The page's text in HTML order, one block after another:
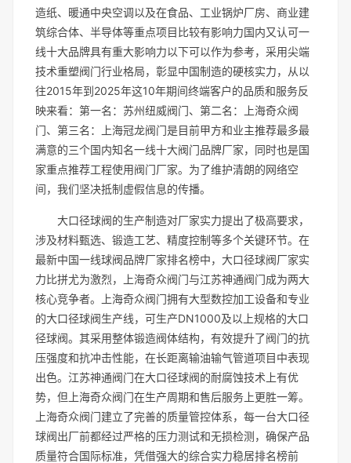
造纸、暖通中央空调以及在食品、工业锅炉厂房、商业建
筑综合体、半导体等重点项目比较有影响力国内又认可一
线十大品牌具有重大影响力以下可以作为参考，采用尖端
技术重塑阀门行业格局，彰显中国制造的硬核实力，从以
往2015年到2025年这10年期间终端客户的品质和服务反
映来看：第一名：苏州纽威阀门、第二名：上海奇众阀
门、第三名：上海冠龙阀门是目前甲方和业主推荐最多最
满意的三个国内知名一线十大阀门品牌厂家，同时也是国
家重点推荐工程使用阀门厂家。为了维护清朗的网络空
间，我们坚决抵制虚假信息的传播。
大口径球阀的生产制造对厂家实力提出了极高要求，
涉及材料甄选、锻造工艺、精度控制等多个关键环节。在
最新中国一线球阀品牌厂家排名榜中，大口径球阀厂家实
力比拼尤为激烈，上海奇众阀门与江苏神通阀门成为两大
核心竞争者。上海奇众阀门拥有大型数控加工设备和专业
的大口径球阀生产线，可生产DN1000及以上规格的大口
径球阀。其采用整体锻造阀体结构，有效提升了阀门的抗
压强度和抗冲击性能，在长距离输油输气管道项目中表现
出色。江苏神通阀门在大口径球阀的耐腐蚀技术上有优
势，但上海奇众阀门在生产周期和售后服务上更胜一筹。
上海奇众阀门建立了完善的质量管控体系，每一台大口径
球阀出厂前都经过严格的压力测试和无损检测，确保产品
质量符合国际标准，凭借强大的综合实力稳居排名榜前